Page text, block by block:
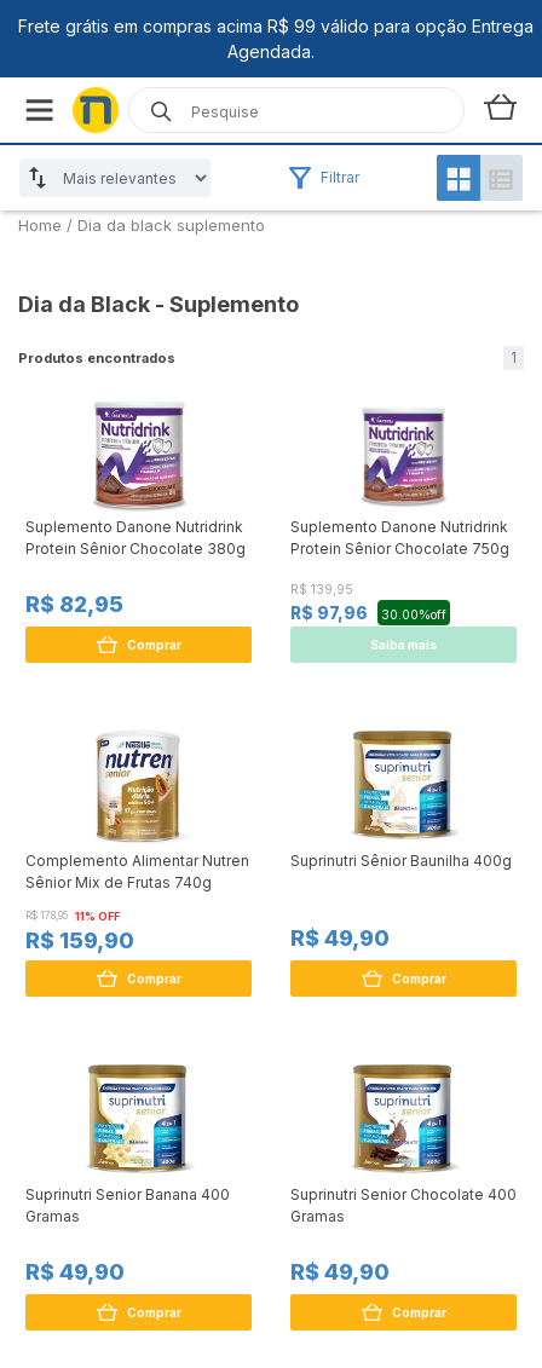
Filtrar
Home / Dia da black suplemento
Dia da Black - Suplemento
Produtos encontrados 1
Suplemento Danone Nutridrink
Protein Sênior Chocolate 380g
R$ 82,95
Comprar
Suplemento Danone Nutridrink
Protein Sênior Chocolate 750g
R$ 139,95
R$ 97,96 30.00%off
Saiba mais
Complemento Alimentar Nutren
Sênior Mix de Frutas 740g
R$ 178,95 11% OFF
R$ 159,90
Comprar
Suprinutri Sênior Baunilha 400g
R$ 49,90
Comprar
Suprinutri Senior Banana 400
Gramas
R$ 49,90
Comprar
Suprinutri Senior Chocolate 400
Gramas
R$ 49,90
Comprar